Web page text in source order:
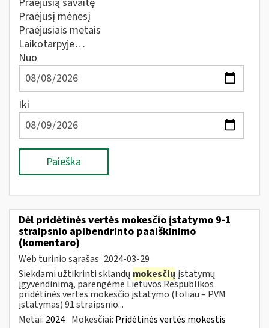
Praėjusį mėnesį
Praėjusiais metais
Laikotarpyje…
Nuo
Iki
Paieška
Dėl pridėtinės vertės mokesčio įstatymo 9-1
straipsnio apibendrinto paaiškinimo
(komentaro)
Web turinio sąrašas 2024-03-29
Siekdami užtikrinti sklandų mokesčių įstatymų
įgyvendinimą, parengėme Lietuvos Respublikos
pridėtinės vertės mokesčio įstatymo (toliau – PVM
įstatymas) 91 straipsnio...
Metai: 2024 Mokesčiai: Pridėtinės vertės mokestis